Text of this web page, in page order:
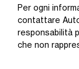
Per ogni
contattare
responsabilità
che non